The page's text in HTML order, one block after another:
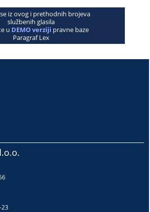
iz ovog i prethodnih brojeva
službenih glasila
u DEMO verziji pravne baze
Paragraf Lex
23